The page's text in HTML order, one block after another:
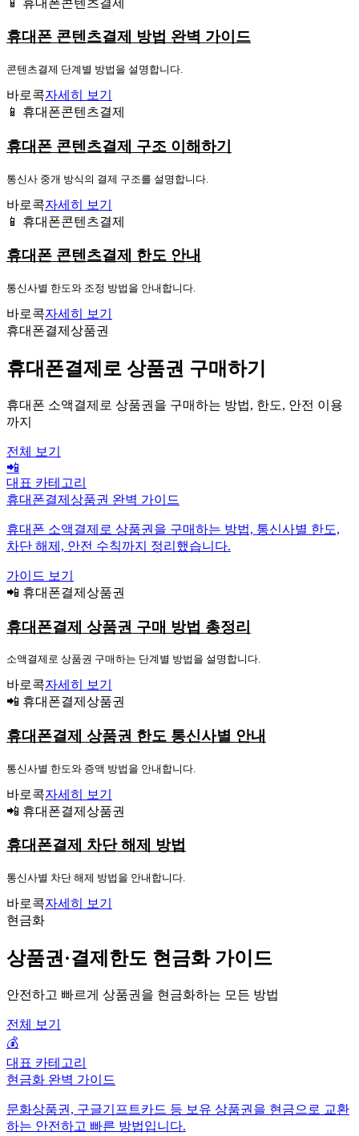
휴대폰 콘텐츠결제 방법 완벽 가이드
콘텐츠결제 단계별 방법을 설명합니다.
바로콕자세히 보기
📱 휴대폰콘텐츠결제
휴대폰 콘텐츠결제 구조 이해하기
통신사 중개 방식의 결제 구조를 설명합니다.
바로콕자세히 보기
📱 휴대폰콘텐츠결제
휴대폰 콘텐츠결제 한도 안내
통신사별 한도와 조정 방법을 안내합니다.
바로콕자세히 보기
휴대폰결제상품권
휴대폰결제로 상품권 구매하기
휴대폰 소액결제로 상품권을 구매하는 방법, 한도, 안전 이용
까지
전체 보기
📲
대표 카테고리
휴대폰결제상품권 완벽 가이드
휴대폰 소액결제로 상품권을 구매하는 방법, 통신사별 한도,
차단 해제, 안전 수칙까지 정리했습니다.
가이드 보기
📲 휴대폰결제상품권
휴대폰결제 상품권 구매 방법 총정리
소액결제로 상품권 구매하는 단계별 방법을 설명합니다.
바로콕자세히 보기
📲 휴대폰결제상품권
휴대폰결제 상품권 한도 통신사별 안내
통신사별 한도와 증액 방법을 안내합니다.
바로콕자세히 보기
📲 휴대폰결제상품권
휴대폰결제 차단 해제 방법
통신사별 차단 해제 방법을 안내합니다.
바로콕자세히 보기
현금화
상품권·결제한도 현금화 가이드
안전하고 빠르게 상품권을 현금화하는 모든 방법
전체 보기
💰
대표 카테고리
현금화 완벽 가이드
문화상품권, 구글기프트카드 등 보유 상품권을 현금으로 교환
하는 안전하고 빠른 방법입니다.